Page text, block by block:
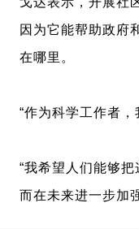
因为它能帮助政府
在哪里。
“作为科学工作者
“我希望人们能够
而在未来进一步加